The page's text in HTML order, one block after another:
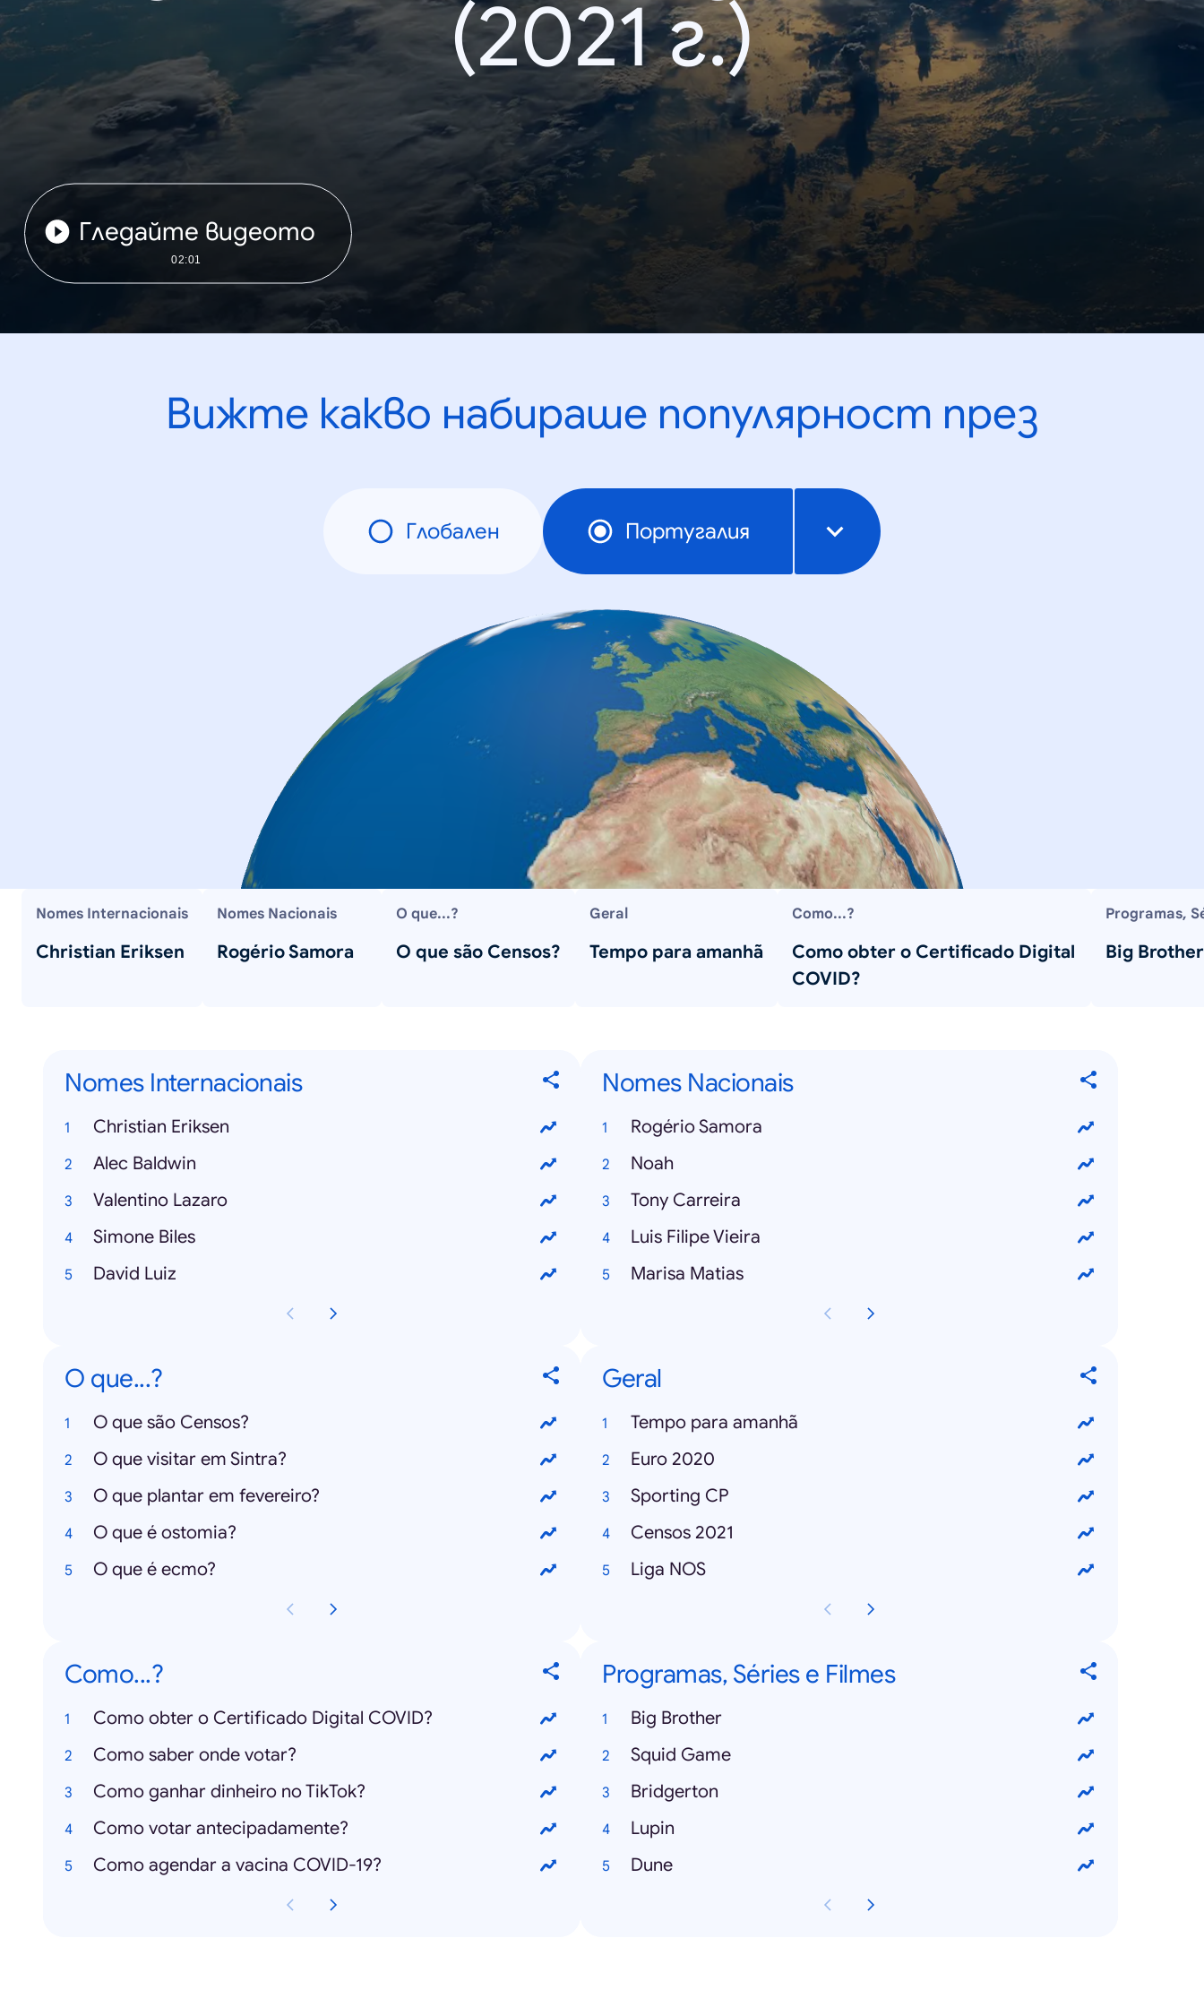
(2021 г.)
Гледайте видеото
02:01
Вижте какво набираше популярност през
Глобален Португалия
Nomes Internacionais
Christian Eriksen
Nomes Nacionais
Rogério Samora
O que...?
O que são Censos?
Geral
Tempo para amanhã
Como...?
Como obter o Certificado Digital
COVID?
Programas,
Big Brother
Nomes Internacionais
Christian Eriksen
Alec Baldwin
Valentino Lazaro
Simone Biles
David Luiz
Nomes Nacionais
Rogério Samora
Noah
Tony Carreira
Luis Filipe Vieira
Marisa Matias
O que...?
O que são Censos?
O que visitar em Sintra?
O que plantar em fevereiro?
O que é ostomia?
O que é ecmo?
Geral
Tempo para amanhã
Euro 2020
Sporting CP
Censos 2021
Liga NOS
Como...?
Como obter o Certificado Digital COVID?
Como saber onde votar?
Como ganhar dinheiro no TikTok?
Como votar antecipadamente?
Como agendar a vacina COVID-19?
Programas, Séries e Filmes
Big Brother
Squid Game
Bridgerton
Lupin
Dune